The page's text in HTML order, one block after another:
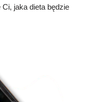
jaka dieta będzie